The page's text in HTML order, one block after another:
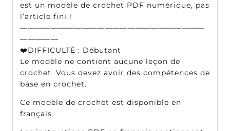
est un modèle de crochet PDF numérique, pas
l’article fini !
————————————————————————
—————
❤️DIFFICULTÉ : Débutant
Le modèle ne contient aucune leçon de
crochet. Vous devez avoir des compétences de
base en crochet.
Ce modèle de crochet est disponible en
français